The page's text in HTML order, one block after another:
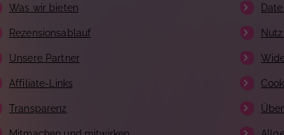
Was wir bieten
Rezensionsablauf
Unsere Partner
Affiliate-Links
Transparenz